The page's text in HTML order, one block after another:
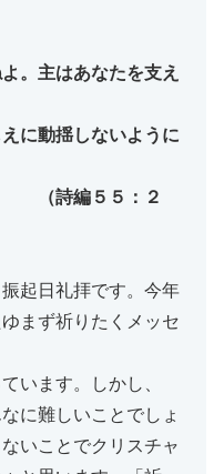
。主はあなたを支え
に動揺しないように
：２
起日礼拝です。今年
まず祈りたくメッセ
います。しかし、
に難しいことでしょ
いことでクリスチャ